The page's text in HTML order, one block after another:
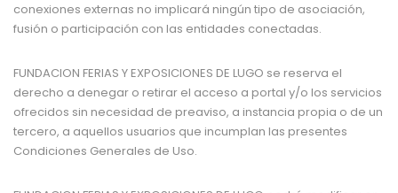
conexiones externas no implicará ningún tipo de asociación,
fusión o participación con las entidades conectadas.
FUNDACION FERIAS Y EXPOSICIONES DE LUGO se reserva el
derecho a denegar o retirar el acceso a portal y/o los servicios
ofrecidos sin necesidad de preaviso, a instancia propia o de un
tercero, a aquellos usuarios que incumplan las presentes
Condiciones Generales de Uso.